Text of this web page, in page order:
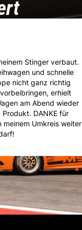
umgebauten
bis hin zum Service.
und Zulassung.
mit speziellen
Vielen Dank und